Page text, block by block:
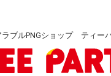
ラブルPNGショップ ティー